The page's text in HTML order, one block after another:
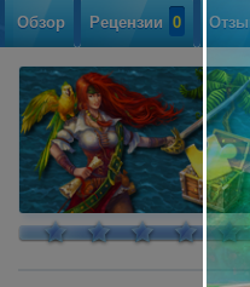
Обзор Рецензии 0